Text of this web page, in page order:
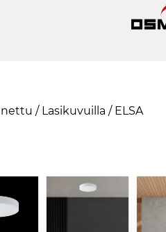
/ Lasikuvuilla /
ELSA